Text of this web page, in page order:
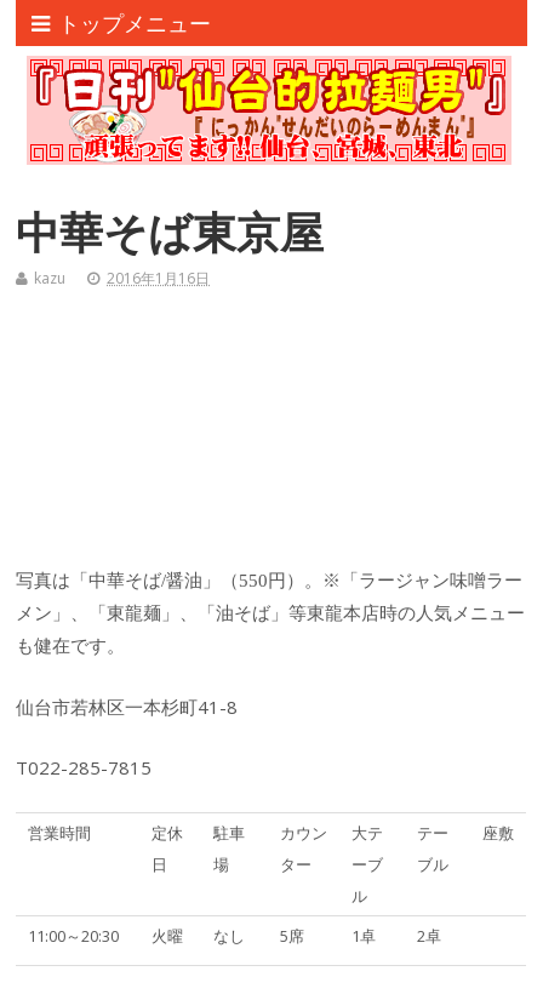
トップメニュー
中華そば東京屋
kazu 2016年1月16日
写真は「中華そば/醤油」（550円）。 ※
「ラージャン味噌ラー
メン」、「東龍麺」、「油そば」等東龍本店時の人気メニュー
も健在です。
仙台市若林区一本杉町41-8
T022-285-7815
営業時間
定休
日
駐車
場
カウン
ター
大テ
ーブ
ル
テー
ブル
座敷
11:00～20:30 火曜 なし 5席 1卓 2卓